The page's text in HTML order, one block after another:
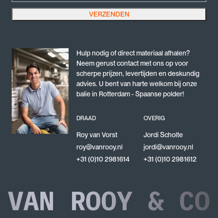
duurzame bevestigingsoplossing.
Dit veld is bedoeld voor validatiedoeleinden en moet niet worden gewijzigd.
VERZENDEN
Hulp nodig of direct materiaal afhalen?
Neem gerust contact met ons op voor
scherpe prijzen, levertijden en deskundig
advies. U bent van harte welkom bij onze
balie in Rotterdam - Spaanse polder!
DRAAD
Roy van Vorst
roy@vanrooy.nl
+31 (0)10 2981614
OVERIG
Jordi Scholte
jordi@vanrooy.nl
+31 (0)10 2981612
VAN ROOY & CO